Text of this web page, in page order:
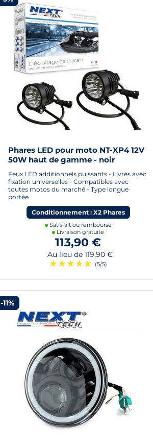
Phares LED pour moto NT-XP4 12V
50W haut de gamme - noir
Feux LED additionnels puissants - Livrés avec
fixation universelles - Compatibles avec
toutes motos du marché - Type longue
portée
Conditionnement : X2 Phares
Satisfait ou remboursé
Livraison gratuite
113,90 €
Au lieu de 119,90 €
★ ★ ★ ★ ★ (5/5)
-11%